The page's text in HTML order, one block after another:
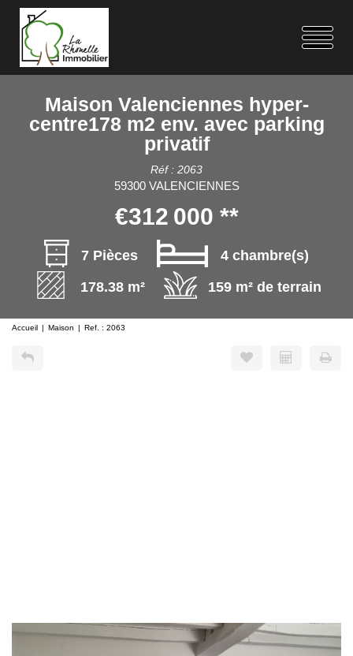
Maison Valenciennes hyper-
centre178 m2 env. avec parking
privatif
Réf : 2063
59300 VALENCIENNES
€312 000 **
7 Pièces
4 chambre(s)
178.38 m²
159 m² de terrain
Accueil Maison Ref. : 2063